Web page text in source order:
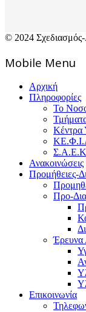
© 2024
Mοbile Menu
Αρχική
Πληροφορίες
Το
Κέντρα
Ανακοινώσεις
Προμήθειες-
Προ-
Έρευνα
Επικοινωνία